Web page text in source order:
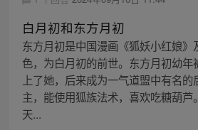
白月初和东方月初
东方月初是中国漫画《狐妖小红娘》
色，为白月初的前世。东方月初幼年
上了她，后来成为一气道盟中有名
主，能使用狐族法术，喜欢吃糖葫芦
天...